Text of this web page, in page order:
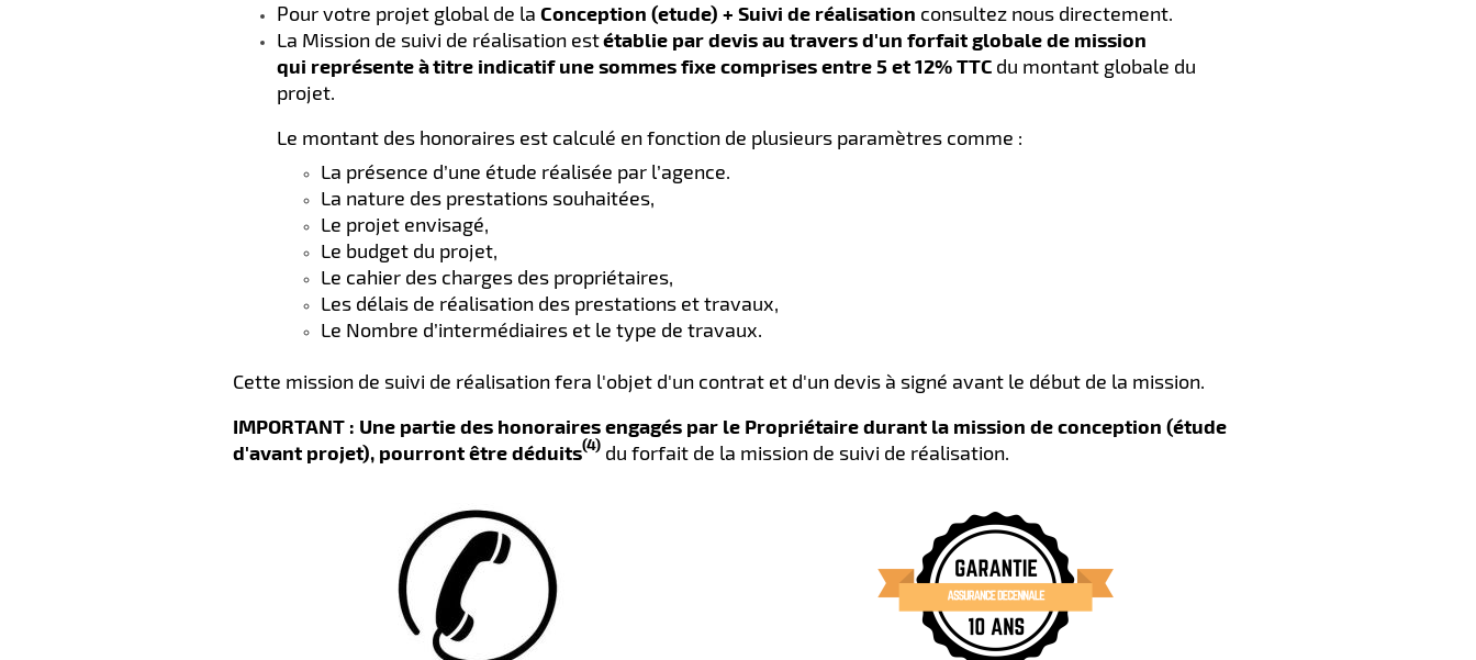
Pour votre projet global de la Conception (etude) + Suivi de réalisation consultez nous directement.​
La Mission de suivi de réalisation estétablie par devis au travers d'un forfait globale de mission
qui représente àtitre indicatif une sommes fixe comprises entre 5 et 12% TTC du montant globale du
projet.
Le montant des honoraires est calculé en fonction de plusieurs paramètres comme :
La présence d’une étude réalisée par l’agence.
La nature des prestations souhaitées,
Le projet envisagé,
Le budget du projet,
Le cahier des charges des propriétaires,
Les délais de réalisation des prestations et travaux,
Le Nombre d’intermédiaires et le type de travaux.​
Cette mission de suivi de réalisation fera l'objet d'un contrat et d'un devis à signé avant le début de la mission.
IMPORTANT : Une partie des honoraires engagés par le Propriétaire durant la mission de conception (étude
d'avant projet), pourront être déduits(4) du forfait de la mission de suivi de réalisation.